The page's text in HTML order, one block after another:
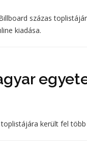
százas
kiadása.
került fel